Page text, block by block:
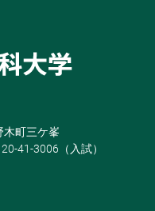
木町三ケ峯
41-3006（入試）